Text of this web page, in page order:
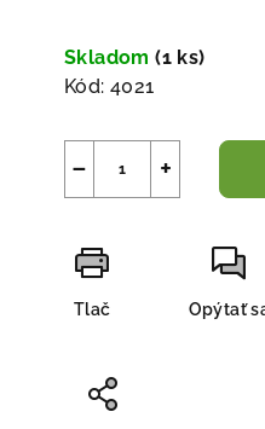
cena:
Skladom(1 ks)
Kód: 4021
+
−
Tlač Opýtať